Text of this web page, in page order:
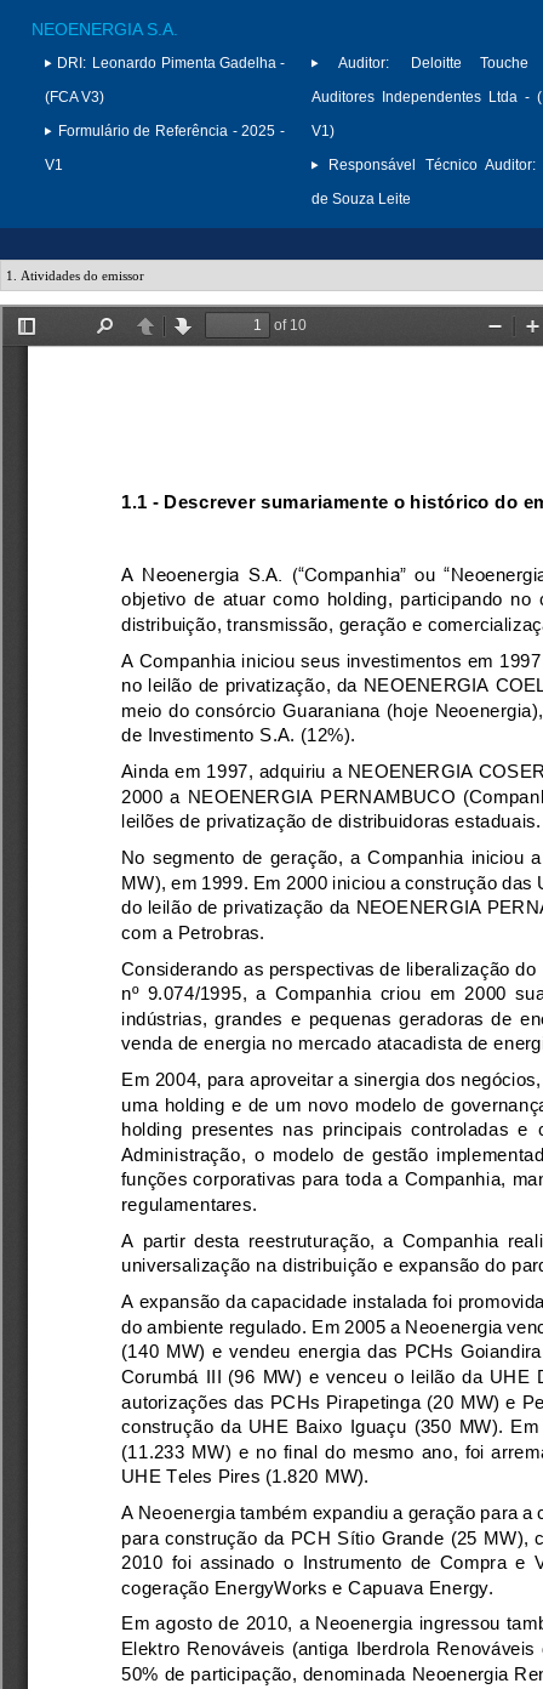
NEOENERGIA S.A.
DRI: Leonardo Pimenta Gadelha -
(FCA V3)
Formulário de Referência - 2025 -
V1
Auditor:
Deloitte Touche
Auditores Independentes Ltda -
V1)
Responsável Técnico Auditor:
de Souza Leite